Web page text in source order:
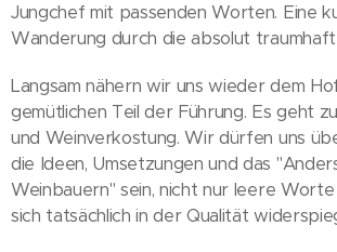
Jungchef mit passenden Worten. Eine
Wanderung durch die absolut
Langsam nähern wir uns wieder dem
gemütlichen Teil der Führung. Es geht
und Weinverkostung. Wir dürfen uns
die Ideen, Umsetzungen und das
Weinbauern" sein, nicht nur leere Worte
sich tatsächlich in der Qualität